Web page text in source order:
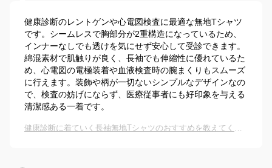
健康診断のレントゲンや心電図検査に最適な無地Tシャツ
です。シームレスで胸部分が2重構造になっているため、
インナーなしでも透けを気にせず安心して受診できます。
綿混素材で肌触りが良く、長袖でも伸縮性に優れているた
め、心電図の電極装着や血液検査時の腕まくりもスムーズ
に行えます。装飾や柄が一切ないシンプルなデザインなの
で、検査の妨げにならず、医療従事者にも好印象を与える
清潔感ある一着です。
健康診断に着ていく長袖無地Tシャツのおすすめを教えてください